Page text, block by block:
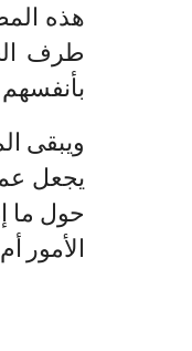
هذه
طرف
ويبقى
يجعل
حول ما
الأمور